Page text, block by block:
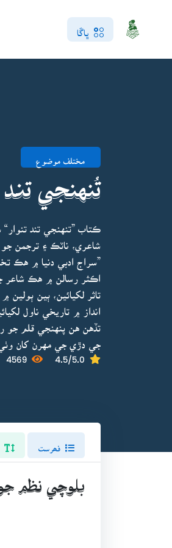
ڀاڱا
مختلف موضوع
تُنهنجي
ڪتاب ”تنهنجي تند
شاعري، ناٽڪ ۽ ترجمن
”سراج ادبي دنيا ۾ هڪ
اڪثر رسالن ۾ هڪ شاعر
تاثر لکيائين، ٻين
انداز ۾ تاريخي ناول
تڏهن هن پنهنجي قلم جو
جي دڙي جي مهرن کان
4.5/5.0
4569
بلوچي نظم